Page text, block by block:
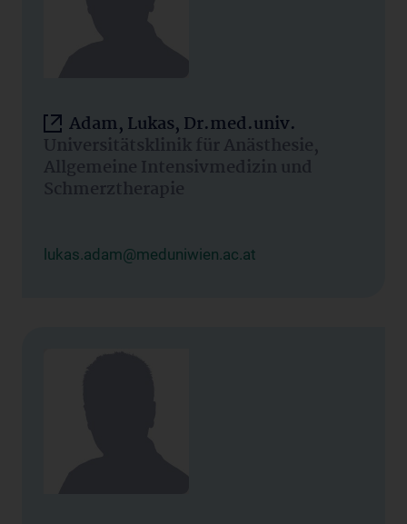
Adam, Lukas, Dr.med.univ.
Universitätsklinik für Anästhesie,
Allgemeine Intensivmedizin und
Schmerztherapie
lukas.adam@meduniwien.ac.at